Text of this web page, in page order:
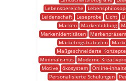
Lebensbereiche
Leidenschaft
Leseprobe Licht
Marken
Markenbildung
Markenidentitäten
Marketingstrategien
Maßgeschneiderte Konzepte
Minimalismus
Moderne
Motive
ökosystem Online-inhalte
Personalisierte Schulungen